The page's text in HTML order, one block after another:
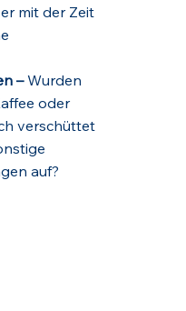
mit der Zeit
–Wurden
oder
verschüttet
auf?